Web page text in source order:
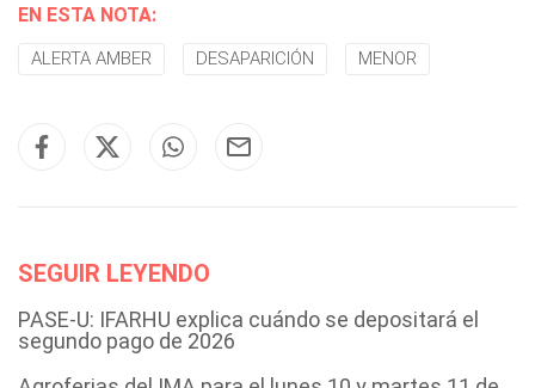
EN ESTA NOTA:
ALERTA AMBER DESAPARICIÓN MENOR
SEGUIR LEYENDO
PASE-U: IFARHU explica cuándo se depositará el
segundo pago de 2026